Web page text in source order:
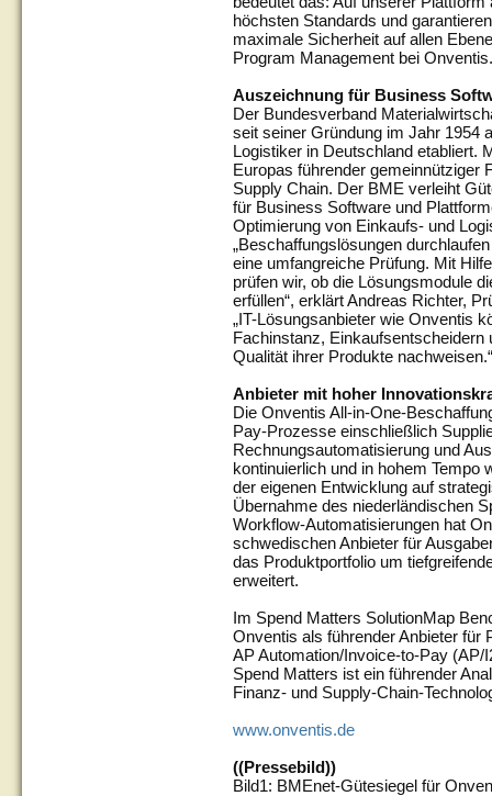
höchsten Standards und
maximale Sicherheit auf allen
Program Management bei Onventis.
Auszeichnung für Business
Der Bundesverband
seit seiner Gründung im Jahr 1954
Logistiker in Deutschland etabliert.
Europas führender gemeinnütziger
Supply Chain. Der BME verleiht
für Business Software und
Optimierung von Einkaufs- und
„Beschaffungslösungen
eine umfangreiche Prüfung. Mit
prüfen wir, ob die Lösungsmodule
erfüllen“, erklärt Andreas Richter,
„IT-Lösungsanbieter wie Onventis
Fachinstanz, Einkaufsentscheidern
Qualität ihrer Produkte nachweisen.“
Anbieter mit hoher
Die Onventis All-in-One-
Pay-Prozesse einschließlich
Rechnungsautomatisierung und
kontinuierlich und in hohem
der eigenen Entwicklung auf
Übernahme des niederländischen
Workflow-Automatisierungen hat
schwedischen Anbieter für
das Produktportfolio um
erweitert.
Im Spend Matters SolutionMap
Onventis als führender Anbieter
AP Automation/Invoice-to-Pay
Spend Matters ist ein führender
Finanz- und Supply-Chain-
www.onventis.de
((Pressebild))
Bild1: BMEnet-Gütesiegel für